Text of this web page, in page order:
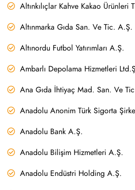
Altınkılıçlar Kahve Kakao Ürünleri
Altınmarka Gıda San. Ve Tic. A.Ş.
Altınordu Futbol Yatırımları A.Ş.
Ambarlı Depolama Hizmetleri
Ana Gıda İhtiyaç Mad. San. Ve
Anadolu Anonim Türk Sigorta
Anadolu Bank A.Ş.
Anadolu Bilişim Hizmetleri A.Ş.
Anadolu Endüstri Holding A.Ş.